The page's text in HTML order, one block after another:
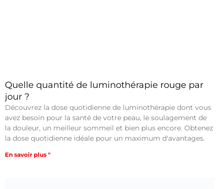
Quelle quantité de luminothérapie rouge par
jour ?
Découvrez la dose quotidienne de luminothérapie dont vous
avez besoin pour la santé de votre peau, le soulagement de
la douleur, un meilleur sommeil et bien plus encore. Obtenez
la dose quotidienne idéale pour un maximum d'avantages.
En savoir plus "